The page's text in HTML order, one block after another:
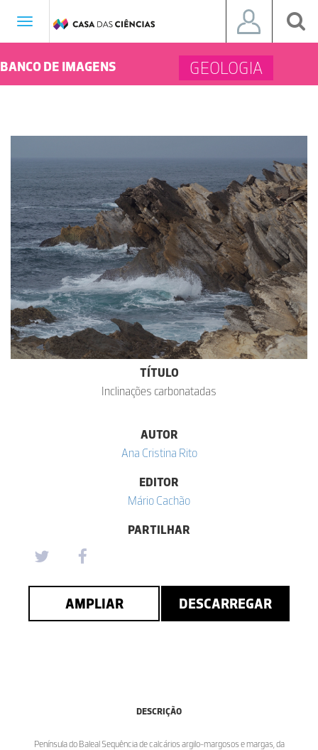
Toggle
BANCO DE IMAGENS GEOLOGIA
TÍTULO
Inclinações carbonatadas
AUTOR
Ana Cristina Rito
EDITOR
Mário Cachão
PARTILHAR
AMPLIAR DESCARREGAR
DESCRIÇÃO
Península do Baleal Sequência de calcários argilo-margosos e margas, da